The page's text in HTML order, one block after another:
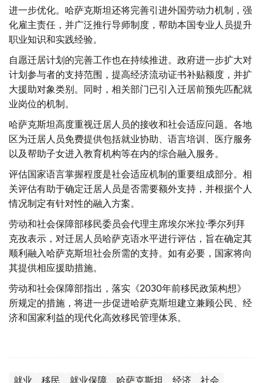
进一步优化。哈萨克斯坦还将完善引进外国劳动力机制，强
化雇主责任，并广泛推行导师制度，帮助本国专业人员提升
职业知识和实践经验。
自愿迁居计划的完善工作也在持续推进。政府进一步扩大对
计划参与者的支持范围，提高经济流动证书补贴额度，并扩
大援助对象类别。同时，相关部门已引入迁居前预先匹配就
业岗位的机制。
哈萨克斯坦高度重视迁居人员的接收和社会适应问题。各地
区为迁居人员免费提供包括就业协助、语言培训、医疗服务
以及帮助子女进入教育机构等在内的综合融入服务。
评估国家语言掌握程度是社会适应机制的重要组成部分。相
关评估有助于确定迁居人员是否需要额外支持，并根据个人
情况制定有针对性的融入方案。
劳动和社会保障部移民委员会代理主席埃尔米拉·季尔列拜
克孜表示，对迁居人员哈萨克语水平进行评估，旨在确定其
顺利融入哈萨克斯坦社会所需的支持。如有必要，国家将向
其提供相应援助措施。
劳动和社会保障部指出，落实《2030年前移民政策构想》
所规定的措施，将进一步促进哈萨克斯坦建立兼顾公民、经
济和国家利益的现代化高效移民管理体系。
就业 移民 就业保障 哈萨克斯坦 经济 社会